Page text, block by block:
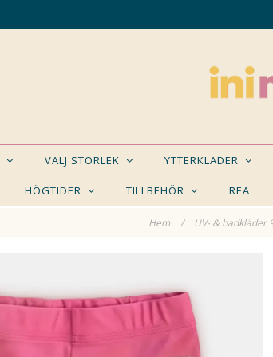
VÄLJ STORLEK YTTERKLÄDER
HÖGTIDER TILLBEHÖR REA
Hem / UV- & badkläder
KANSKE NÅGON AV DESSA